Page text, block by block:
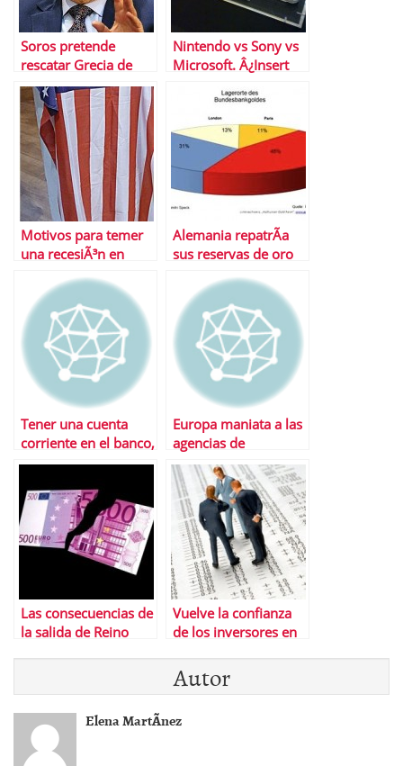
Soros pretende
rescatar Grecia de
una crisis
humanitaria
Nintendo vs Sony vs
Microsoft. Â¿Insert
Motivos para temer
una recesiÃ³n en
dividendos
Alemania repatrÃ­a
sus reservas de oro
Tener una cuenta
corriente en el banco,
un servicio cada vez
en Europa
Europa maniata a las
agencias de
calificaciÃ³n
Las consecuencias de
la salida de Reino
Vuelve la confianza
de los inversores en
el Ã­ndice Sentix
Autor
Elena MartÃ­nez